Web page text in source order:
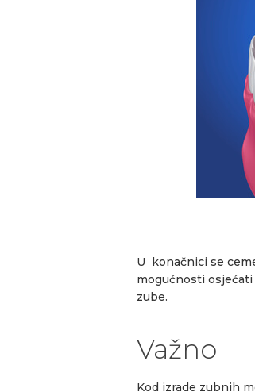
U konačnici se
mogućnosti
zube.
Važno
Kod izrade zubnih